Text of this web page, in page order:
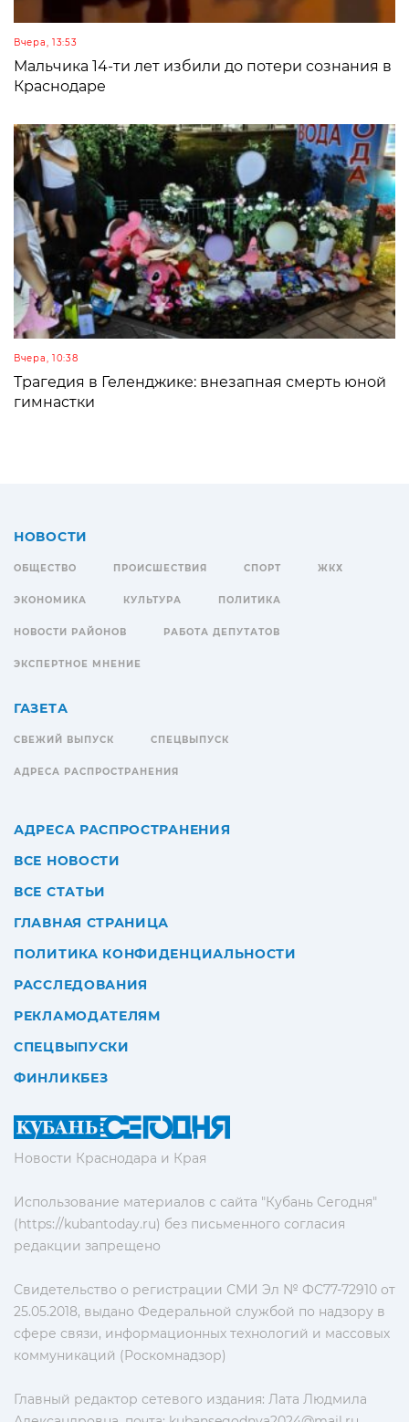
Вчера, 13:53
Мальчика 14-ти лет избили до потери сознания в
Краснодаре
Вчера, 10:38
Трагедия в Геленджике: внезапная смерть юной
гимнастки
Новости Краснодара и Края
Использование материалов с сайта "Кубань Сегодня"
(https://kubantoday.ru) без письменного согласия
редакции запрещено
Свидетельство о регистрации СМИ Эл № ФС77-72910 от
25.05.2018, выдано Федеральной службой по надзору в
сфере связи, информационных технологий и массовых
коммуникаций (Роскомнадзор)
Главный редактор сетевого издания: Лата Людмила
НОВОСТИ
ОБЩЕСТВО ПРОИСШЕСТВИЯ СПОРТ ЖКХ
ЭКОНОМИКА КУЛЬТУРА ПОЛИТИКА
НОВОСТИ РАЙОНОВ РАБОТА ДЕПУТАТОВ
ЭКСПЕРТНОЕ МНЕНИЕ
ГАЗЕТА
СВЕЖИЙ ВЫПУСК СПЕЦВЫПУСК
АДРЕСА РАСПРОСТРАНЕНИЯ
АДРЕСА РАСПРОСТРАНЕНИЯ
ВСЕ НОВОСТИ
ВСЕ СТАТЬИ
ГЛАВНАЯ СТРАНИЦА
ПОЛИТИКА КОНФИДЕНЦИАЛЬНОСТИ
РАССЛЕДОВАНИЯ
РЕКЛАМОДАТЕЛЯМ
СПЕЦВЫПУСКИ
ФИНЛИКБЕЗ